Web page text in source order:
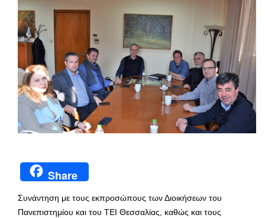
Share
Συνάντηση με τους εκπροσώπους των Διοικήσεων του
Πανεπιστημίου και του ΤΕΙ Θεσσαλίας, καθώς και τους